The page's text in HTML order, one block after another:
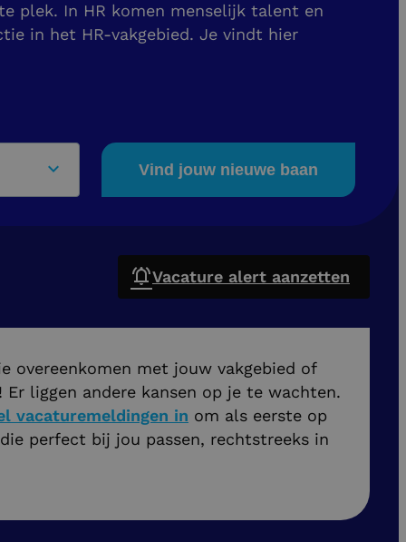
plek. In HR komen menselijk talent en
in het HR-vakgebied. Je vindt hier
Vind jouw nieuwe baan
Vacature alert aanzetten
overeenkomen met jouw vakgebied of
liggen andere kansen op je te wachten.
vacaturemeldingen in om als eerste op
perfect bij jou passen, rechtstreeks in